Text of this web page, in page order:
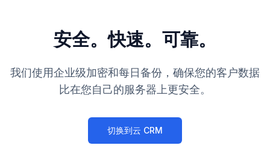
安全。快速。可靠。
我们使用企业级加密和每日备份，确保您的客户数据
比在您自己的服务器上更安全。
切换到云 CRM